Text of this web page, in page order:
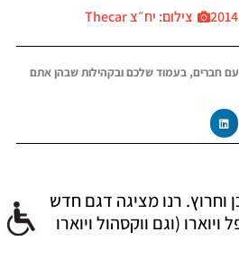
צילום: יח״צ Thecar
חברים, בעמוד שלכם ובקהילות שבהן אתם
וחרוץ. רנו מציגה דגם חדש
(וגם ווקסהול ויוארו